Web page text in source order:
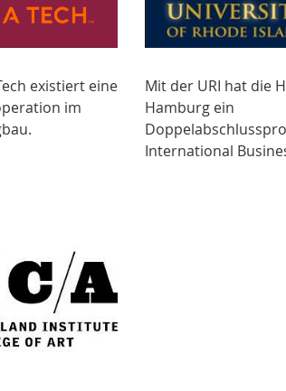
Mit der URI hat die
Hamburg ein
International
existiert eine
im